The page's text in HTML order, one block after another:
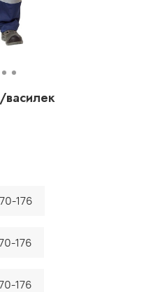
176
176
176